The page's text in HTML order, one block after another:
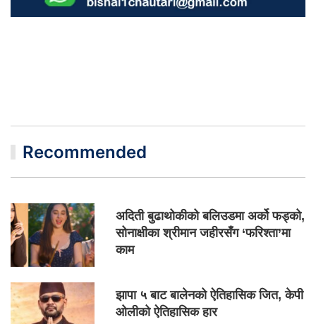
Recommended
अदिती बुढाथोकीको बलिउडमा अर्को फड्को,
सोनाक्षीका श्रीमान जहीरसँग ‘फरिश्ता’मा
काम
झापा ५ बाट बालेनको ऐतिहासिक जित, केपी
ओलीको ऐतिहासिक हार